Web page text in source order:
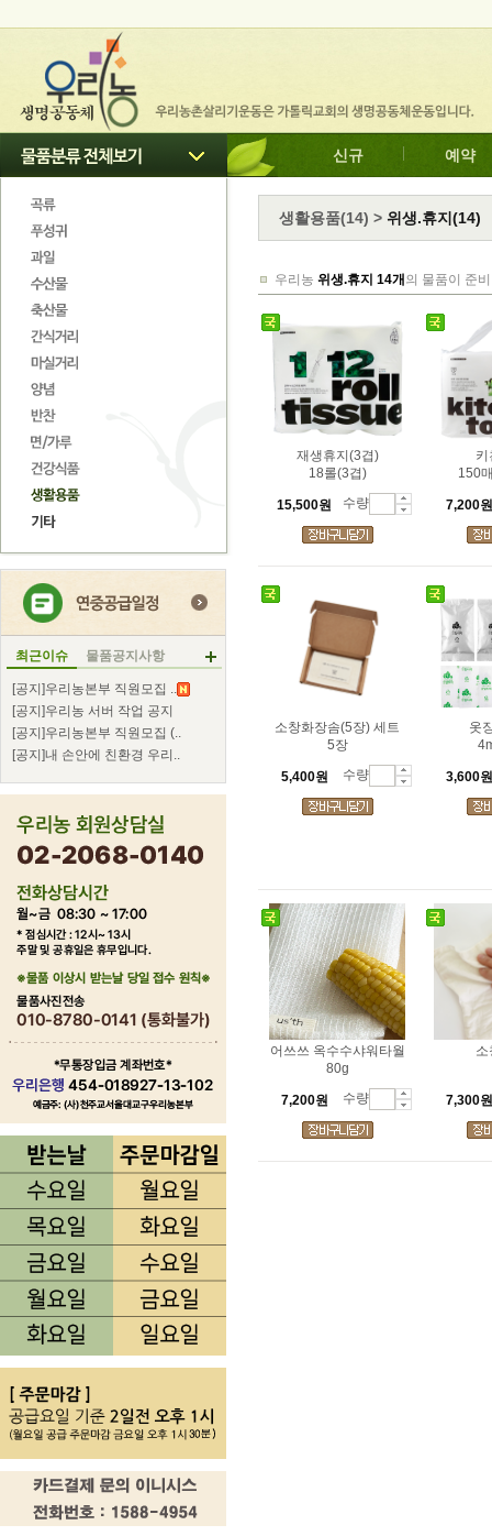
신규 예약
최근이슈 물품공지사항
[공지]우리농본부 직원모집 ..
[공지]우리농 서버 작업 공지
[공지]우리농본부 직원모집 (..
[공지]내 손안에 친환경 우리..
생활용품(14) > 위생.휴지(14)
우리농 위생.휴지 14개 의 물품이 준
재생휴지(3겹)
18롤(3겹)
15,500원 수량
키
150
7,200원
소창화장솜(5장) 세트
5장
5,400원 수량
옷
3,600원
어쓰쓰 옥수수샤워타월
80g
7,200원 수량
소
7,300원